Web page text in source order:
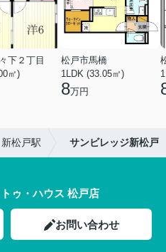
下２丁目
㎡)
松戸市馬橋
1LDK (33.05㎡)
8万円
新松戸駅 サンビレッジ新松戸
ゥ・ハウス 松戸店
お問い合わせ